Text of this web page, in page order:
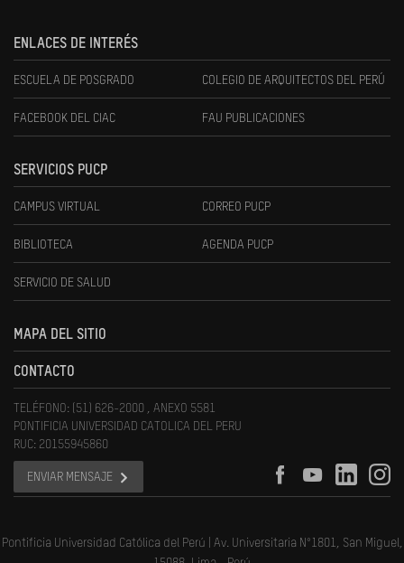
ENLACES DE INTERÉS
ESCUELA DE POSGRADO COLEGIO DE ARQUITECTOS DEL PERÚ
FACEBOOK DEL CIAC FAU PUBLICACIONES
SERVICIOS PUCP
CAMPUS VIRTUAL CORREO PUCP
BIBLIOTECA AGENDA PUCP
SERVICIO DE SALUD
MAPA DEL SITIO
CONTACTO
TELÉFONO: (51) 626-2000 , ANEXO 5581
PONTIFICIA UNIVERSIDAD CATOLICA DEL PERU
RUC: 20155945860
ENVIAR MENSAJE
Pontificia Universidad Católica del Perú | Av. Universitaria N°1801, San Miguel,